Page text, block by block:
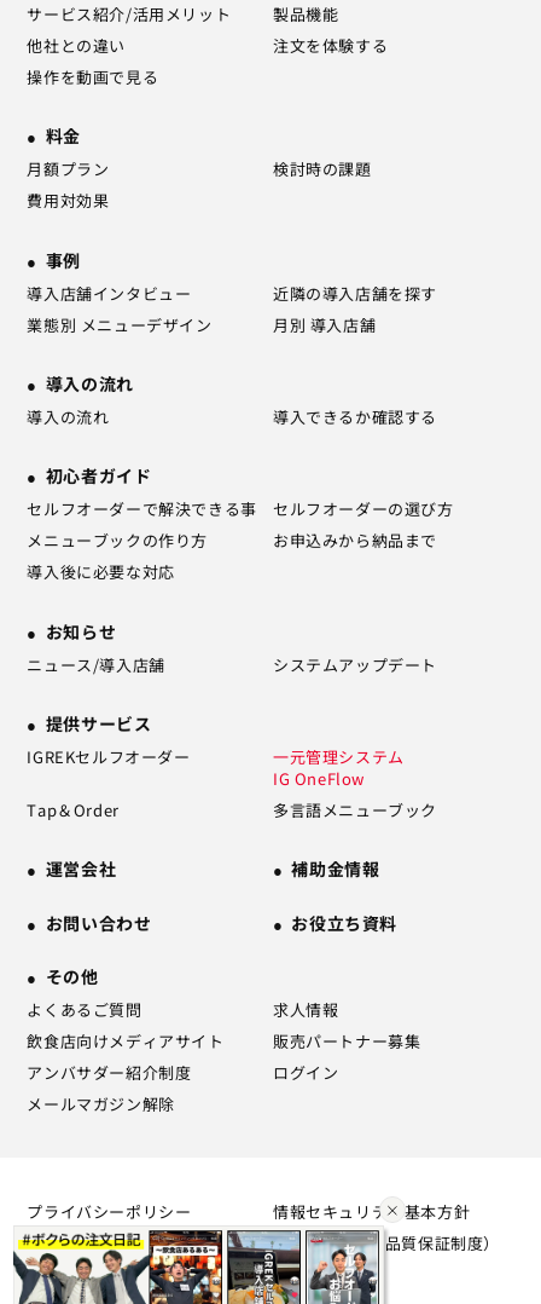
サービス紹介/活用メリット
製品機能
他社との違い
注文を体験する
操作を動画で見る
料金
月額プラン
検討時の課題
費用対効果
事例
導入店舗インタビュー
近隣の導入店舗を探す
業態別 メニューデザイン
月別 導入店舗
導入の流れ
導入の流れ 導入できるか確認する
初心者ガイド
セルフオーダーで解決できる事
セルフオーダーの選び方
メニューブックの作り方
お申込みから納品まで
導入後に必要な対応
お知らせ
ニュース/導入店舗 システムアップデート
提供サービス
IGREKセルフオーダー
一元管理システム
IG OneFlow
Tap＆Order
多言語メニューブック
運営会社 補助金情報
お問い合わせ お役立ち資料
その他
よくあるご質問
求人情報
飲食店向けメディアサイト
販売パートナー募集
アンバサダー紹介制度
ログイン
メールマガジン解除
プライバシーポリシー
情報セキュリティ基本方針
利用規約
SLA（サービス品質保証制度）
について